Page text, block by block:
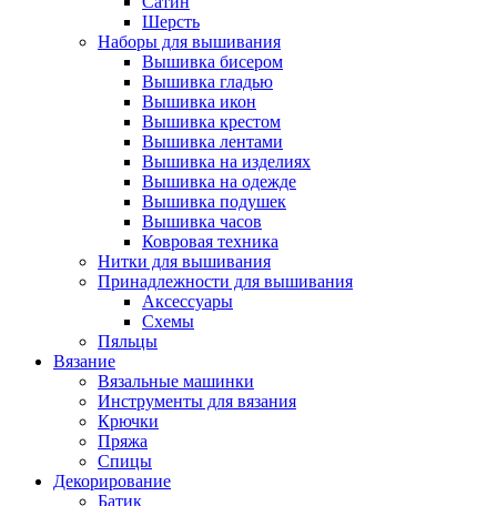
Шерсть
Наборы для вышивания
Вышивка бисером
Вышивка гладью
Вышивка икон
Вышивка крестом
Вышивка лентами
Вышивка на изделиях
Вышивка на одежде
Вышивка подушек
Вышивка часов
Ковровая техника
Нитки для вышивания
Принадлежности для вышивания
Аксессуары
Схемы
Пяльцы
Вязание
Вязальные машинки
Инструменты для вязания
Крючки
Пряжа
Спицы
Декорирование
Батик